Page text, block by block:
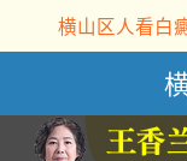
横山区人看白